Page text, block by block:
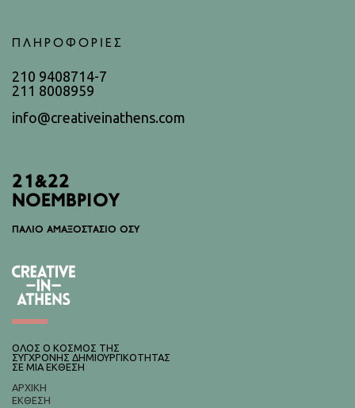
ΠΛΗΡΟΦΟΡΙΕΣ
210 9408714-7
211 8008959
info@creativeinathens.com
21&22
ΝΟΕΜΒΡΙΟΥ
ΠΑΛΙΟ ΑΜΑΞΟΣΤΑΣΙΟ ΟΣΥ
ΟΛΟΣ Ο ΚΟΣΜΟΣ ΤΗΣ
ΣΥΓΧΡΟΝΗΣ ΔΗΜΙΟΥΡΓΙΚΟΤΗΤΑΣ
ΣΕ ΜΙΑ ΕΚΘΕΣΗ
ΑΡΧΙΚΉ
ΈΚΘΕΣΗ